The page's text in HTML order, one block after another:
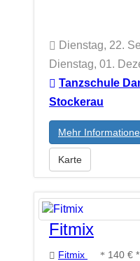
Dienstag, 22.
Dienstag, 01.
Tanzschule
Stockerau
Mehr
Karte
Fitmix
Fitmix 140 € *